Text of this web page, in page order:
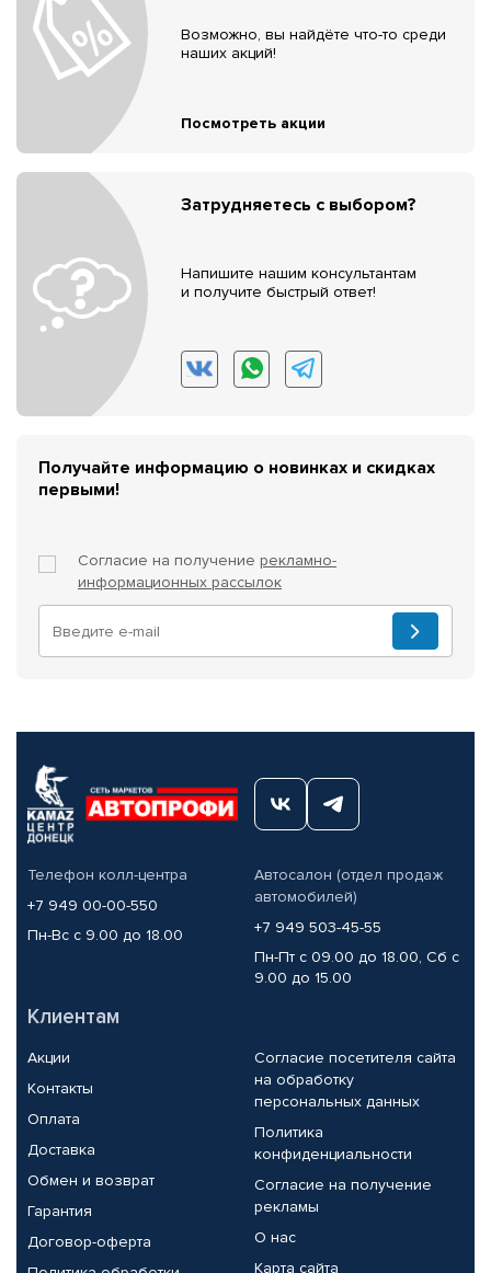
Возможно, вы найдёте что-то среди
наших акций!
Посмотреть акции
Затрудняетесь с выбором?
Напишите нашим консультантам
и получите быстрый ответ!
Получайте информацию о новинках и скидках
первыми!
Согласие на получение рекламно-
информационных рассылок
Телефон колл-центра
+7 949 00-00-550
Пн-Вс с 9.00 до 18.00
Автосалон (отдел продаж
автомобилей)
+7 949 503-45-55
Пн-Пт с 09.00 до 18.00, Сб с
9.00 до 15.00
Клиентам
Акции
Контакты
Оплата
Доставка
Обмен и возврат
Гарантия
Договор-оферта
Согласие посетителя сайта
на обработку
персональных данных
Политика
конфиденциальности
Согласие на получение
рекламы
О нас
Карта сайта